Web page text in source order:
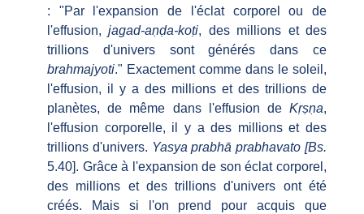
: "Par l'expansion de l'éclat corporel ou de
l'effusion, jagad-aṇḍa-koṭi, des millions et des
trillions d'univers sont générés dans ce
brahmajyoti." Exactement comme dans le soleil,
l'effusion, il y a des millions et des trillions de
planètes, de même dans l'effusion de Kṛṣṇa,
l'effusion corporelle, il y a des millions et des
trillions d'univers. Yasya prabhā prabhavato [Bs.
5.40]. Grâce à l'expansion de son éclat corporel,
des millions et des trillions d'univers ont été
créés. Mais si l'on prend pour acquis que